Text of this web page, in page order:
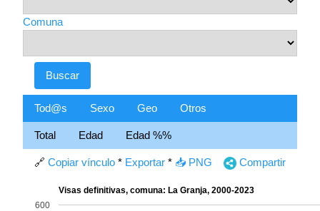
Comuna
Tod@s Sexo Geo Otros
Total Edad Edad %%
🔗 Copiar vínculo * Exportar * 📥 PNG Compartir
Visas definitivas, comuna: La Granja, 2000-2023
600